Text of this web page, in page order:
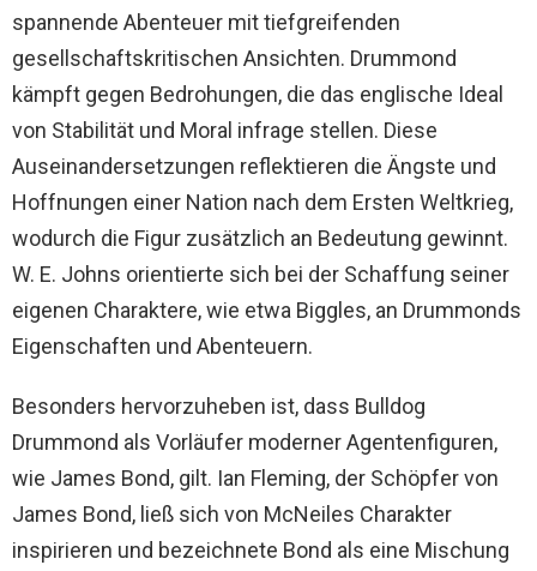
spannende Abenteuer mit tiefgreifenden
gesellschaftskritischen Ansichten. Drummond
kämpft gegen Bedrohungen, die das englische Ideal
von Stabilität und Moral infrage stellen. Diese
Auseinandersetzungen reflektieren die Ängste und
Hoffnungen einer Nation nach dem Ersten Weltkrieg,
wodurch die Figur zusätzlich an Bedeutung gewinnt.
W. E. Johns orientierte sich bei der Schaffung seiner
eigenen Charaktere, wie etwa Biggles, an Drummonds
Eigenschaften und Abenteuern.
Besonders hervorzuheben ist, dass Bulldog
Drummond als Vorläufer moderner Agentenfiguren,
wie James Bond, gilt. Ian Fleming, der Schöpfer von
James Bond, ließ sich von McNeiles Charakter
inspirieren und bezeichnete Bond als eine Mischung